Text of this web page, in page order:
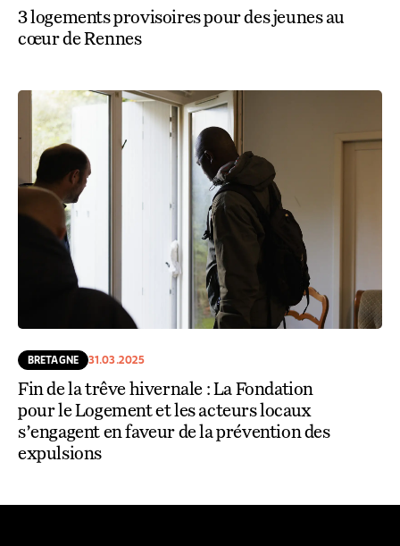
3 logements provisoires pour des jeunes au
cœur de Rennes
BRETAGNE 31.03.2025
Fin de la trêve hivernale : La Fondation
pour le Logement et les acteurs locaux
s’engagent en faveur de la prévention des
expulsions